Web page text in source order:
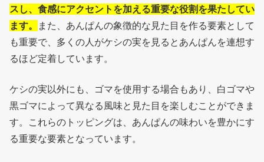
スし、食感にアクセントを加える重要な役割を果たしてい
ます。
また、あんぱんの象徴的な見た目を作る要素として
も重要で、多くの人がケシの実を見るとあんぱんを連想す
るほど定着しています。
ケシの実以外にも、ゴマを使用する場合もあり、白ゴマや
黒ゴマによって異なる風味と見た目を楽しむことができま
す。これらのトッピングは、あんぱんの味わいを豊かにす
る重要な要素となっています。